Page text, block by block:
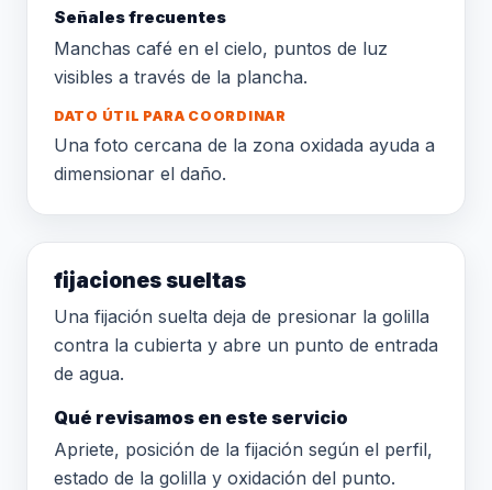
Señales frecuentes
Manchas café en el cielo, puntos de luz
visibles a través de la plancha.
DATO ÚTIL PARA COORDINAR
Una foto cercana de la zona oxidada ayuda a
dimensionar el daño.
fijaciones sueltas
Una fijación suelta deja de presionar la golilla
contra la cubierta y abre un punto de entrada
de agua.
Qué revisamos en este servicio
Apriete, posición de la fijación según el perfil,
estado de la golilla y oxidación del punto.